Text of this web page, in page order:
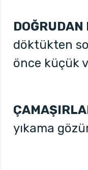
döktükten
önce küçük
yıkama